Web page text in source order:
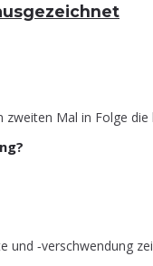
Mal in Folge
‑ver­schwen­dung